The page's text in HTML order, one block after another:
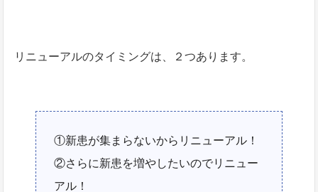
リニューアルのタイミングは、２つあります。
①新患が集まらないからリニューアル！
②さらに新患を増やしたいのでリニュー
アル！